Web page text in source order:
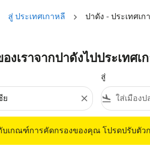
สู่ ประเทศเกาหลี ปาดัง - ประเทศเก
งเราจากปาดังไปประเทศเ
close
สู่
flight_land
บเกณฑ์การคัดกรองของคุณ โปรดปรับตัว